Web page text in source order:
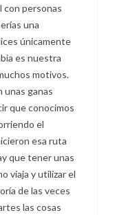
con personas
una
únicamente
es nuestra
motivos.
unas ganas
que conocimos
el
esa ruta
que tener unas
viaja y utilizar el
de las veces
las cosas